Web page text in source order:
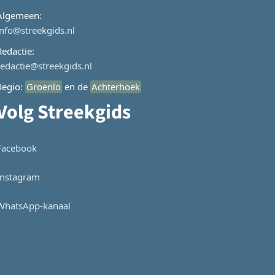
Groenlo en de Achterhoek
Streekgids
kanaal